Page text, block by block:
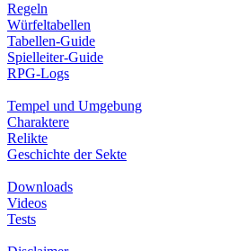
Regeln
Würfeltabellen
Tabellen-Guide
Spielleiter-Guide
RPG-Logs
Tempel und Umgebung
Charaktere
Relikte
Geschichte der Sekte
Downloads
Videos
Tests